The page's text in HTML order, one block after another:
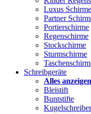
Luxus Schirme
Partner
Portierschirme
Regenschirme
Stockschirme
Sturmschirme
Taschenschirm
Schreibgeräte
Alles
Bleistift
Buntstifte
Kugelschreiber